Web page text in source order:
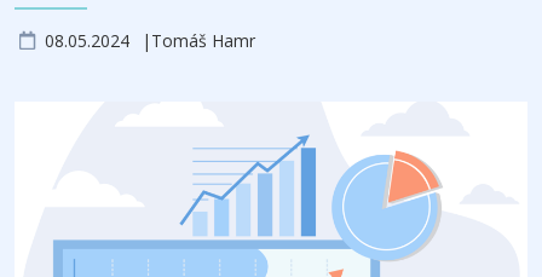
08.05.2024 Tomáš Hamr